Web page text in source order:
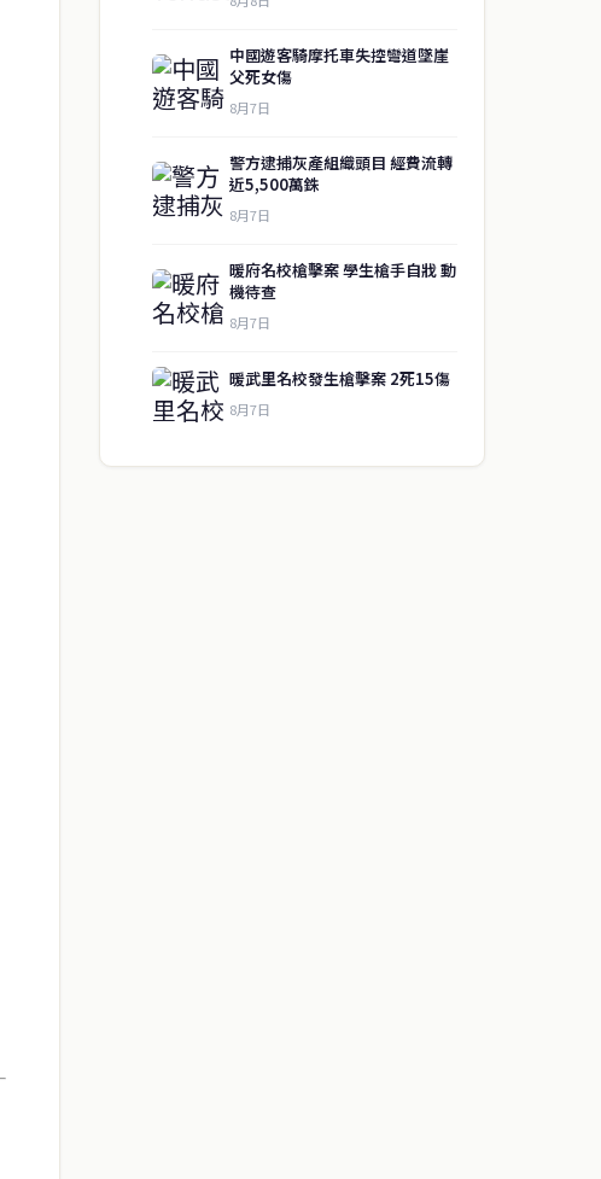
中國遊客騎摩托車失控彎道墜崖
父死女傷
8月7日
警方逮捕灰產組織頭目 經費流轉
近5,500萬銖
8月7日
暖府名校槍擊案 學生槍手自戕 動
機待查
8月7日
暖武里名校發生槍擊案 2死15傷
8月7日